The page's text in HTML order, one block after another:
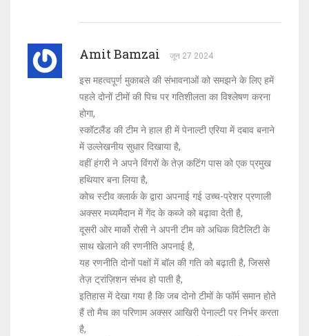
Amit Bamzai जून 27 2024
इस महत्वपूर्ण मुकाबले की संभावनाओं को समझने के लिए हमें
पहले दोनों टीमों की पिच पर गतिशीलता का विश्लेषण करना
होगा,
स्कॉटलैंड की टीम ने हाल ही में पेनाल्टी एरिया में दबाव बनाने
में उल्लेखनीय सुधार दिखाया है,
वहीं हंगरी ने अपने विंगरों के तेज़ कटिंग पास को एक प्रमुख
हथियार बना लिया है,
कोच स्टीव क्लार्क के द्वारा अपनाई गई उच्च-प्रेशर प्रणाली
अक्सर मध्यमैदान में गेंद के कब्जे को बढ़ावा देती है,
दूसरी ओर मार्को रोसी ने अपनी टीम को अधिक विटैलिटी के
साथ खेलाने की रणनीति अपनाई है,
यह रणनीति दोनों पक्षों में बॉल की गति को बढ़ाती है, जिससे
तेज़ ट्रांज़िशन संभव हो पाती है,
इतिहास में देखा गया है कि जब दोनो टीमों के फॉर्म समान होते
हैं तो मैच का परिणाम अक्सर आखिरी पेनाल्टी पर निर्भर करता
है,